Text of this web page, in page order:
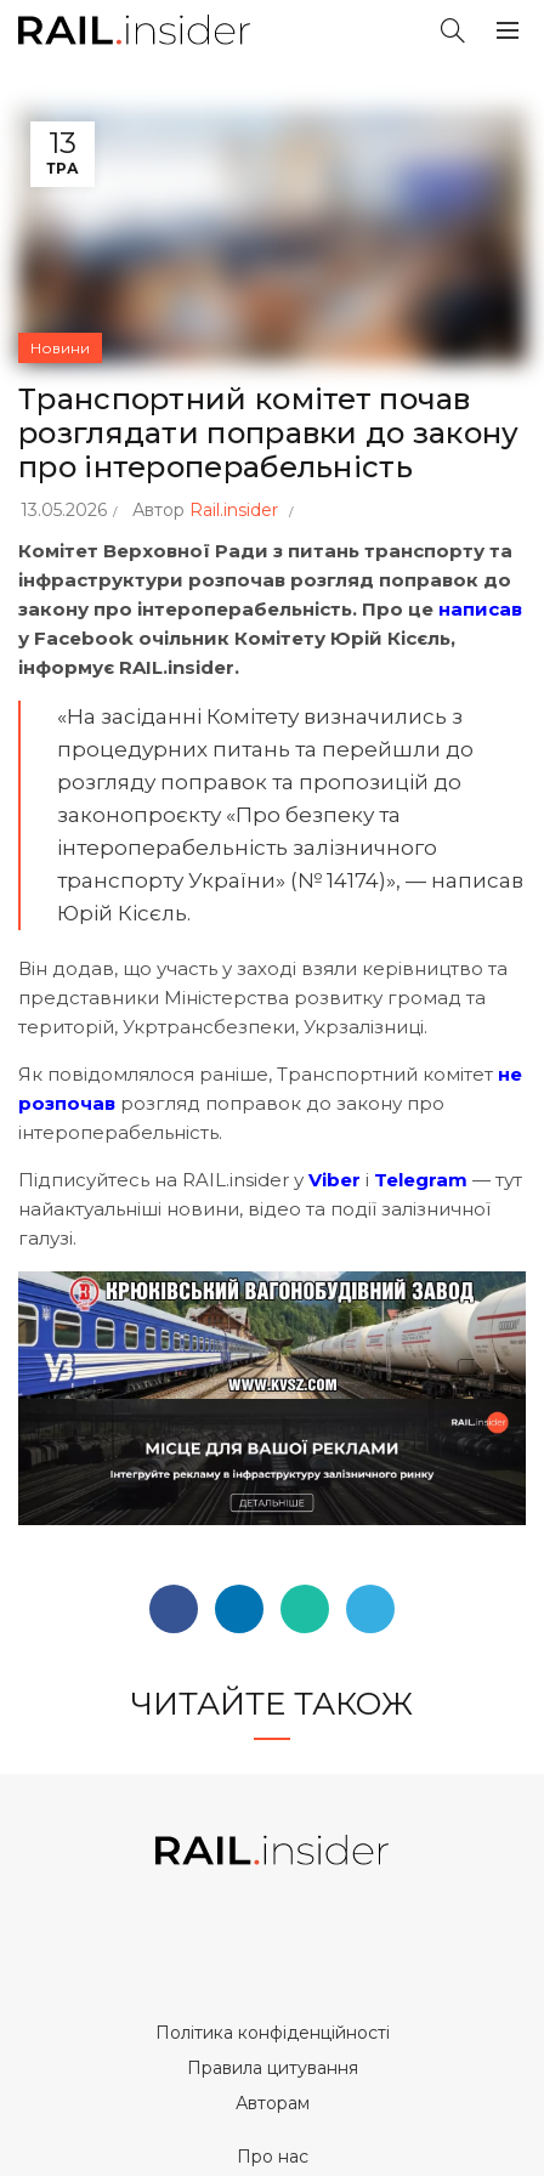
13
ТРА
Новини
Транспортний комітет почав
розглядати поправки до закону
про інтероперабельність
13.05.2026 Автор Rail.insider
Комітет Верховної Ради з питань транспорту та
інфраструктури розпочав розгляд поправок до
закону про інтероперабельність. Про це написав
у Facebook очільник Комітету Юрій Кісєль,
інформує RAIL.insider.
«На засіданні Комітету визначились з
процедурних питань та перейшли до
розгляду поправок та пропозицій до
законопроєкту «Про безпеку та
інтероперабельність залізничного
транспорту України» (№ 14174)», — написав
Юрій Кісєль.
Він додав, що участь у заході взяли керівництво та
представники Міністерства розвитку громад та
територій, Укртрансбезпеки, Укрзалізниці.
Як повідомлялося раніше, Транспортний комітет не
розпочав розгляд поправок до закону про
інтероперабельність.
Підписуйтесь на RAIL.insider у Viber і Telegram — тут
найактуальніші новини, відео та події залізничної
галузі.
ЧИТАЙТЕ ТАКОЖ
Політика конфіденційності
Правила цитування
Авторам
Про нас